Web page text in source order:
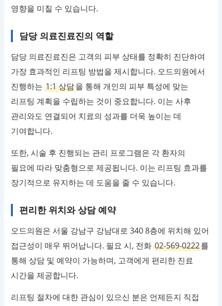
영향을 미칠 수 있습니다.
담당 의료진료진의 역할
담당 의료진료진은 고객의 피부 상태를 정확히 진단하여
가장 효과적인 리프팅 방법을 제시합니다. 오드의원에서
진행하는1:1 상담을 통해 개인의 피부 특성에 맞는
리프팅 계획을 수립하는 것이 중요합니다. 이는 사후
관리와도 연결되어 치료의 성과를 더욱 높이는 데
기여합니다.
또한, 시술 후 진행되는 관리 프로그램은 각 환자의
필요에 따라 맞춤형으로 제공됩니다. 이는 리프팅 효과를
장기적으로 유지하는 데 도움을 줄 수 있습니다.
편리한 위치와 상담 예약
오드의원은 서울 강남구 강남대로 340 8층에 위치해 있어
접근성이 매우 뛰어납니다. 필요 시, 전화02-569-0222를
통해 상담 및 예약이 가능하며, 고객에게 편리한 진료
시간을 제공합니다.
리프팅 절차에 대한 관심이 있으신 분은 언제든지 직접